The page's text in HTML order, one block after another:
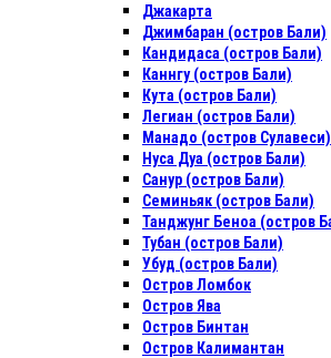
Джакарта
Джимбаран (остров Бали)
Кандидаса (остров Бали)
Каннгу (остров Бали)
Кута (остров Бали)
Легиан (остров Бали)
Манадо (остров Сулавеси)
Нуса Дуа (остров Бали)
Санур (остров Бали)
Семиньяк (остров Бали)
Танджунг Беноа (остров
Тубан (остров Бали)
Убуд (остров Бали)
Остров Ломбок
Остров Ява
Остров Бинтан
Остров Калимантан